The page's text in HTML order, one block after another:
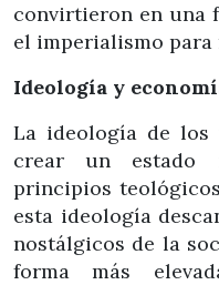
convirtieron en una
el imperialismo
Ideología y
La ideología de los
crear un estado
principios
esta ideología
nostálgicos de la
forma más